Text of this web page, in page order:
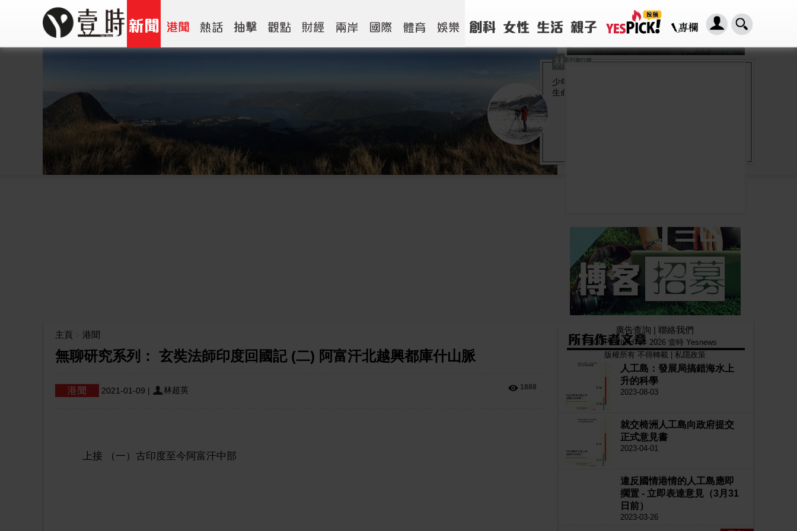
林超英
少年觀星，成年觀雲，閒時觀鳥、觀樹、觀花、觀
生命。
主頁 港聞
無聊研究系列： 玄奘法師印度回國記 (二) 阿富汗北越興都庫什山脈
2021-01-09 | 林超英 1888
上接 （一）古印度至今阿富汗中部
人工島：發展局搞錯海水上
升的科學
2023-08-03
就交椅洲人工島向政府提交
正式意見書
2023-04-01
違反國情港情的人工島應即
擱置 - 立即表達意見（3月31
日前）
2023-03-26
「HER2基因突變肺癌患者：新一代口服標靶藥帶來希望」， 促請政府加快納入藥物名冊，助患者及早受惠
2026-08-07
廣告查詢 | 聯絡我們
COPYRIGHT © 2026 壹時 Yesnews
版權所有 不得轉載 | 私隱政策